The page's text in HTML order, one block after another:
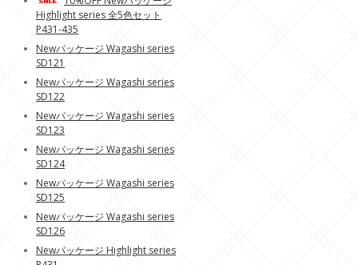
Highlight series 全5色セット
P431-435
Newパッケージ Wagashi series
SD121
Newパッケージ Wagashi series
SD122
Newパッケージ Wagashi series
SD123
Newパッケージ Wagashi series
SD124
Newパッケージ Wagashi series
SD125
Newパッケージ Wagashi series
SD126
Newパッケージ Highlight series